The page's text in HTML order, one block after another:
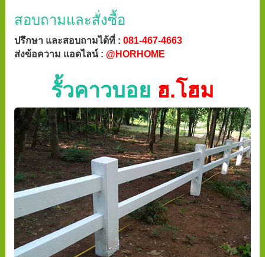
สอบถามและสั่งซื้อ
ปรึกษา และสอบถามได้ที่ : 081-467-4663
ส่งข้อความ แอดไลน์ : @HORHOME
รั้วคาวบอย ฮ.โฮม